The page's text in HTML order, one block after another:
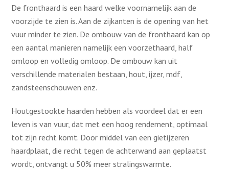
De fronthaard is een haard welke voornamelijk aan de
voorzijde te zien is. Aan de zijkanten is de opening van het
vuur minder te zien. De ombouw van de fronthaard kan op
een aantal manieren namelijk een voorzethaard, half
omloop en volledig omloop. De ombouw kan uit
verschillende materialen bestaan, hout, ijzer, mdf,
zandsteenschouwen enz.
Houtgestookte haarden hebben als voordeel dat er een
leven is van vuur, dat met een hoog rendement, optimaal
tot zijn recht komt. Door middel van een gietijzeren
haardplaat, die recht tegen de achterwand aan geplaatst
wordt, ontvangt u 50% meer stralingswarmte.